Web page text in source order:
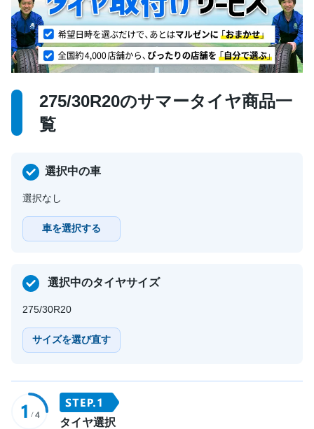
275/30R20のサマータイヤ商品一
覧
選択中の車
選択なし
車を選択する
選択中のタイヤサイズ
275/30R20
サイズを選び直す
タイヤ選択